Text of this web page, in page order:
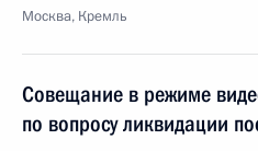
Москва, Кремль
Совещание в режиме
по вопросу ликвидации